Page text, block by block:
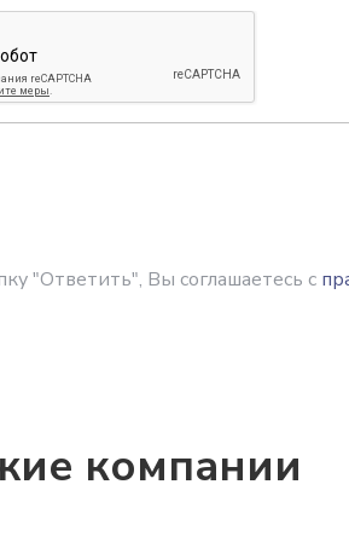
"Ответить", Вы соглашаетесь с
компании